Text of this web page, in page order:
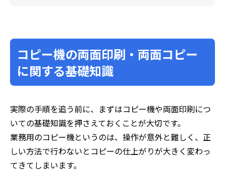
コピー機の両面印刷・両面コピー
に関する基礎知識
実際の手順を追う前に、まずはコピー機や両面印刷につ
いての基礎知識を押さえておくことが大切です。
業務用のコピー機というのは、操作が意外と難しく、正
しい方法で行わないとコピーの仕上がりが大きく変わっ
てきてしまいます。